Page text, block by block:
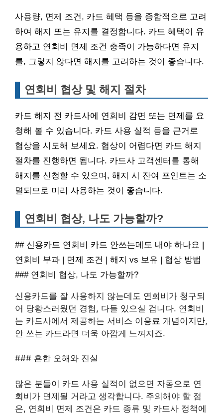
사용량, 면제 조건, 카드 혜택 등을 종합적으로 고려
하여 해지 또는 유지를 결정합니다. 카드 혜택이 유
용하고 연회비 면제 조건 충족이 가능하다면 유지
를, 그렇지 않다면 해지를 고려하는 것이 좋습니다.
연회비 협상 및 해지 절차
카드 해지 전 카드사에 연회비 감면 또는 면제를 요
청해 볼 수 있습니다. 카드 사용 실적 등을 근거로
협상을 시도해 보세요. 협상이 어렵다면 카드 해지
절차를 진행하면 됩니다. 카드사 고객센터를 통해
해지를 신청할 수 있으며, 해지 시 잔여 포인트는 소
멸되므로 미리 사용하는 것이 좋습니다.
연회비 협상, 나도 가능할까?
## 신용카드 연회비 카드 안쓰는데도 내야 하나요 |
연회비 부과 | 면제 조건 | 해지 vs 보유 | 협상 방법
### 연회비 협상, 나도 가능할까?
신용카드를 잘 사용하지 않는데도 연회비가 청구되
어 당황스러웠던 경험, 다들 있으실 겁니다. 연회비
는 카드사에서 제공하는 서비스 이용료 개념이지만,
안 쓰는 카드라면 더욱 아깝게 느껴지죠.
### 흔한 오해와 진실
많은 분들이 카드 사용 실적이 없으면 자동으로 연
회비가 면제될 거라고 생각합니다. 주의해야 할 점
은, 연회비 면제 조건은 카드 종류 및 카드사 정책에